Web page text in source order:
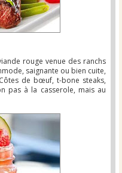
rouge venue des ranchs
saignante ou bien cuite,
de bœuf, t-bone steaks,
pas à la casserole, mais au